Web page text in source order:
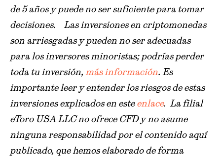
de 5 años y puede no ser suficiente para tomar
decisiones. Las inversiones en criptomonedas
son arriesgadas y pueden no ser adecuadas
para los inversores minoristas; podrías perder
toda tu inversión, más información. Es
importante leer y entender los riesgos de estas
inversiones explicados en esteenlace. La filial
eToro USA LLC no ofrece CFD y no asume
ninguna responsabilidad por el contenido aquí
publicado, que hemos elaborado de forma